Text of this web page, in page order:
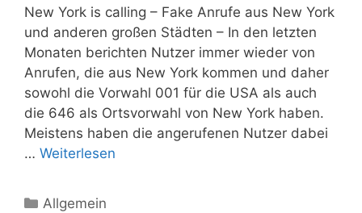
New York is calling – Fake Anrufe aus New York
und anderen großen Städten – In den letzten
Monaten berichten Nutzer immer wieder von
Anrufen, die aus New York kommen und daher
sowohl die Vorwahl 001 für die USA als auch
die 646 als Ortsvorwahl von New York haben.
Meistens haben die angerufenen Nutzer dabei
… Weiterlesen
Kategorien
Allgemein